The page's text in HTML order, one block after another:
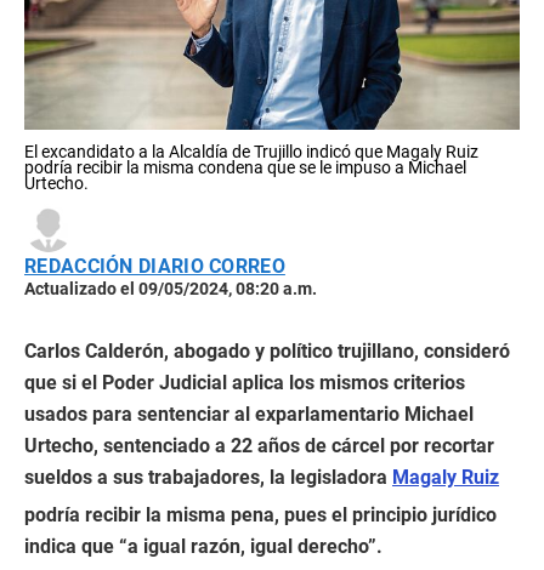
El excandidato a la Alcaldía de Trujillo indicó que Magaly Ruiz
podría recibir la misma condena que se le impuso a Michael
Urtecho.
REDACCIÓN DIARIO CORREO
Actualizado el 09/05/2024, 08:20 a.m.
Carlos Calderón, abogado y político trujillano, consideró
que si el Poder Judicial aplica los mismos criterios
usados para sentenciar al exparlamentario Michael
Urtecho, sentenciado a 22 años de cárcel por recortar
sueldos a sus trabajadores, la legisladora Magaly Ruiz
podría recibir la misma pena, pues el principio jurídico
indica que “a igual razón, igual derecho”.